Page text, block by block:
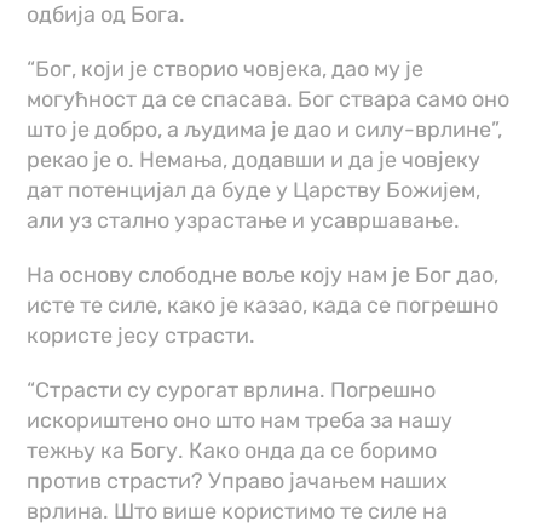
одбија од Бога.
“Бог, који је створио човјека, дао му је
могућност да се спасава. Бог ствара само оно
што је добро, а људима је дао и силу-врлине”,
рекао је о. Немања, додавши и да је човјеку
дат потенцијал да буде у Царству Божијем,
али уз стално узрастање и усавршавање.
На основу слободне воље коју нам је Бог дао,
исте те силе, како је казао, када се погрешно
користе јесу страсти.
“Страсти су сурогат врлина. Погрешно
искориштено оно што нам треба за нашу
тежњу ка Богу. Како онда да се боримо
против страсти? Управо јачањем наших
врлина. Што више користимо те силе на